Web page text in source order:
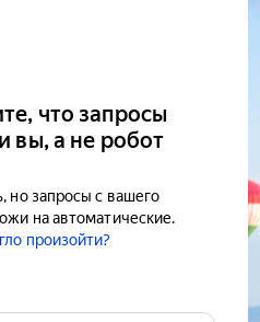
что запросы
вы, а не робот
но запросы с вашего
на автоматические.
произойти?